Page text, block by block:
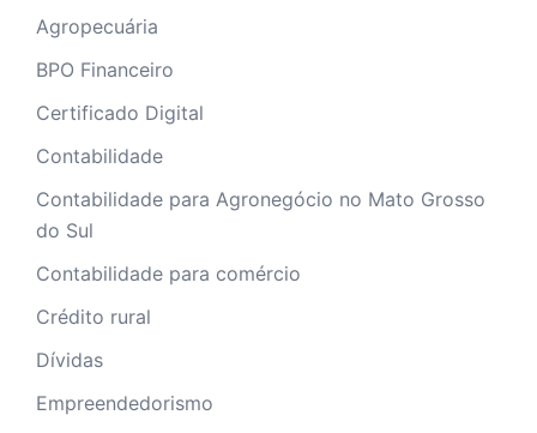
Agropecuária
BPO Financeiro
Certificado Digital
Contabilidade
Contabilidade para Agronegócio no Mato Grosso
do Sul
Contabilidade para comércio
Crédito rural
Dívidas
Empreendedorismo